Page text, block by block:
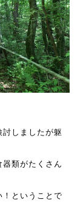
しましたが躯
類がたくさん
！ということで